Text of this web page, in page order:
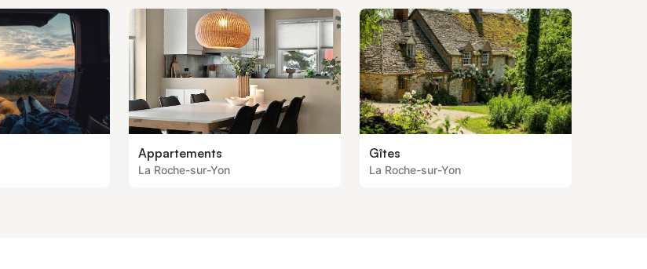
Appartements
La Roche-sur-Yon
Gîtes
La Roche-sur-Yon